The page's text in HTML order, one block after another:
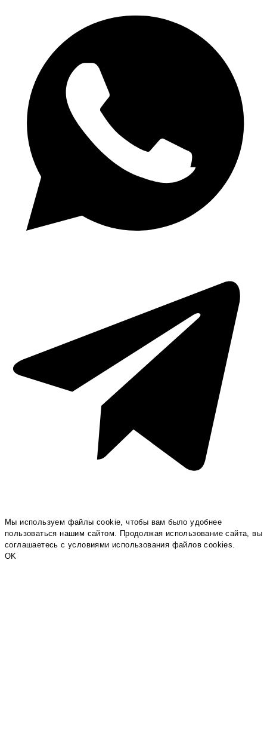
Мы используем файлы cookie, чтобы вам было удобнее
пользоваться нашим сайтом. Продолжая использование сайта, вы
соглашаетесь c условиями использования файлов cookies.
OK